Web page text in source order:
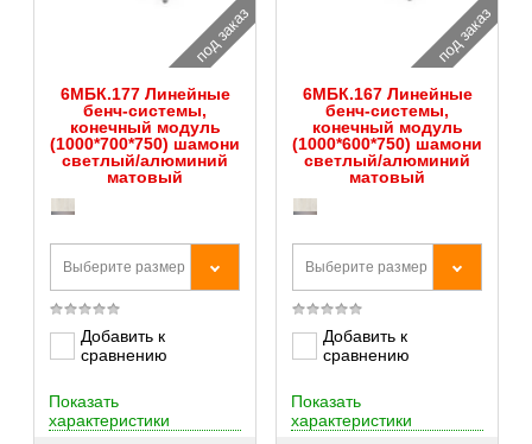
под заказ
6МБК.177 Линейные
бенч-системы,
конечный модуль
(1000*700*750) шамони
светлый/алюминий
матовый
Выберите размер
Добавить к
сравнению
Показать
характеристики
под заказ
6МБК.167 Линейные
бенч-системы,
конечный модуль
(1000*600*750) шамони
светлый/алюминий
матовый
Выберите размер
Добавить к
сравнению
Показать
характеристики